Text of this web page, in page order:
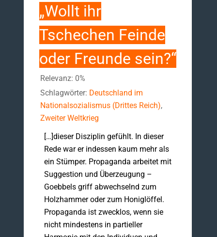
„Wollt ihr
Tschechen Feinde
oder Freunde sein?“
Relevanz: 0%
Schlagwörter: Deutschland im
Nationalsozialismus (Drittes Reich),
Zweiter Weltkrieg
[…]dieser Disziplin gefühlt. In dieser
Rede war er indessen kaum mehr als
ein Stümper. Propaganda arbeitet mit
Suggestion und Überzeugung –
Goebbels griff abwechselnd zum
Holzhammer oder zum Honiglöffel.
Propaganda ist zwecklos, wenn sie
nicht mindestens in partieller